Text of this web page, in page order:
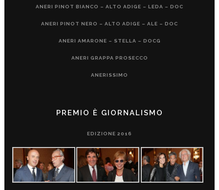
ANERI PINOT BIANCO – ALTO ADIGE – LEDA – DOC
ANERI PINOT NERO – ALTO ADIGE – ALE – DOC
ANERI AMARONE – STELLA – DOCG
ANERI GRAPPA PROSECCO
ANERISSIMO
PREMIO È GIORNALISMO
EDIZIONE 2016